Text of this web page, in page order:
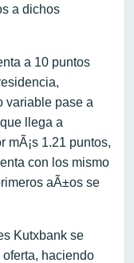
a dichos
a 10 puntos
variable pase a
llega a
mÃ¡s 1.21 puntos,
con los mismo
aÃ±os se
Kutxbank se
haciendo